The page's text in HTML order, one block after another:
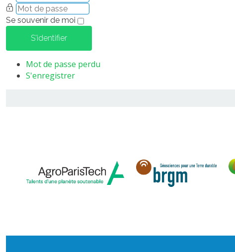
Se souvenir de moi
S'identifier
Mot de passe perdu
S'enregistrer